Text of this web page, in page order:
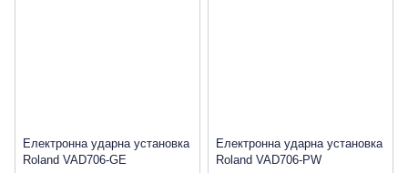
Електронна ударна установка
Roland VAD706-GE
Електронна ударна установка
Roland VAD706-PW